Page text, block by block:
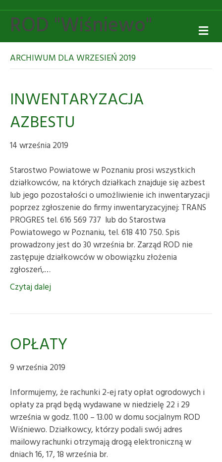
ROD "Wiśniewo" M
E
ARCHIWUM DLA WRZESIEŃ 2019
INWENTARYZACJA
AZBESTU
14 września 2019
Starostwo Powiatowe w Poznaniu prosi wszystkich
działkowców, na których działkach znajduje się azbest
lub jego pozostałości o umożliwienie ich inwentaryzacji
poprzez zgłoszenie do firmy inwentaryzacyjnej: TRANS
PROGRES tel. 616 569 737 lub do Starostwa
Powiatowego w Poznaniu, tel. 618 410 750. Spis
prowadzony jest do 30 września br. Zarząd ROD nie
zastępuje działkowców w obowiązku złożenia
zgłoszeń,…
Czytaj dalej
OPŁATY
9 września 2019
Informujemy, że rachunki 2-ej raty opłat ogrodowych i
opłaty za prąd będą wydawane w niedzielę 22 i 29
września w godz. 11.00 – 13.00 w domu socjalnym ROD
Wiśniewo. Działkowcy, którzy podali swój adres
mailowy rachunki otrzymają drogą elektroniczną w
dniach 16, 17, 18 września br.